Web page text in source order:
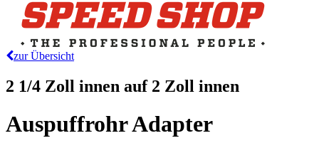
zur Übersicht
2 1/4 Zoll innen auf 2 Zoll innen
Auspuffrohr Adapter